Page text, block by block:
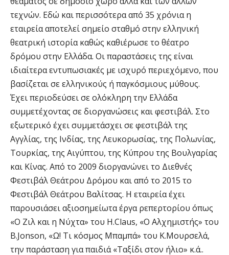
τεχνών. Εδώ και περισσότερα από 35 χρόνια η
εταιρεία αποτελεί σημείο σταθμό στην ελληνική
θεατρική ιστορία καθώς καθιέρωσε το θέατρο
δρόμου στην Ελλάδα. Οι παραστάσεις της είναι
ιδιαίτερα εντυπωσιακές με ισχυρό περιεχόμενο, που
βασίζεται σε ελληνικούς ή παγκόσμιους μύθους.
Έχει περιοδεύσει σε ολόκληρη την Ελλάδα
συμμετέχοντας σε διοργανώσεις και φεστιβάλ. Στο
εξωτερικό έχει συμμετάσχει σε φεστιβάλ της
Αγγλίας, της Ινδίας, της Λευκορωσίας, της Πολωνίας,
Τουρκίας, της Αιγύπτου, της Κύπρου της Βουλγαρίας
και Κίνας. Από το 2009 διοργανώνει το Διεθνές
Φεστιβάλ Θεάτρου Δρόμου και από το 2015 το
Φεστιβάλ Θεάτρου Βαλίτσας. Η εταιρεία έχει
παρουσιάσει αξιοσημείωτα έργα ρεπερτορίου όπως
«Ο Ζιλ και η Νύχτα» του H.Claus, «Ο Αλχημιστής» του
B.Jonson, «Ω! Τι κόσμος Μπαμπά» του Κ.Μουρσελά,
την παράσταση για παιδιά «Ταξίδι στον ήλιο» κ.ά..